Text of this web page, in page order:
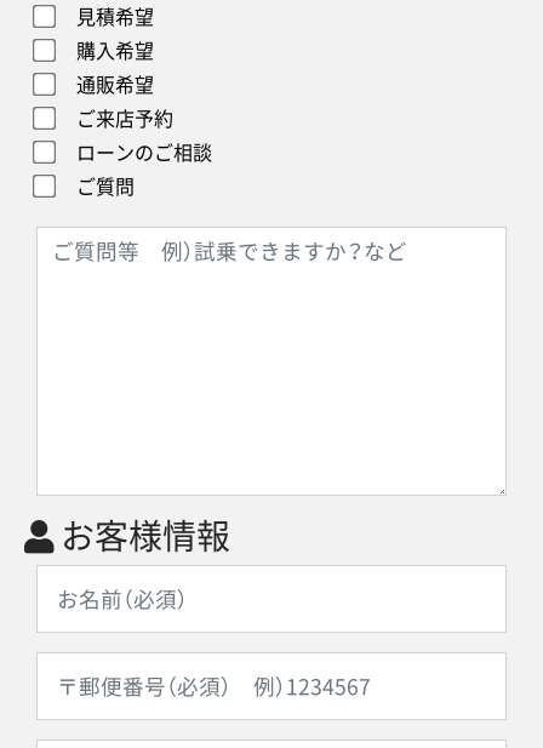
見積希望
購入希望
通販希望
ご来店予約
ローンのご相談
ご質問
お客様情報